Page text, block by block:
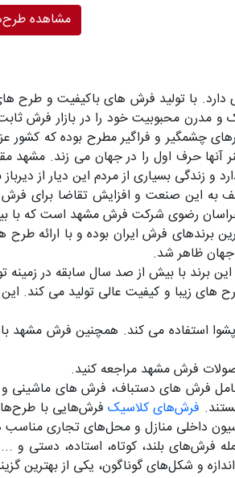
مشاهده
با تولید فرش های باکیفیت و طرح های
محبوبیت خود را در بازار فرش
چشمگیر و فراگیر مطرح بوده که کشور
آنها حرف اول را در جهان می زند.
این صنعت و افزایش تقاضا برای فرش
برندهای فرش ایران بوده و با ارائه
جهان ظاهر شد.
با بیش از صد سال سابقه در زمینه
زیبا و کیفیت عالی تولید می کند.
استفاده می کند. همچنین فرش مشهد
فرش مشهد مراجعه کنید.
های دستباف، فرش های ماشینی و
فرش‌های کلاسیکفرش‌هایی با
داخلی منازل و محل‌های تجاری
فرش‌های بلند، کوتاه، استاده،
و شکل‌های گوناگون، یکی از بهترین